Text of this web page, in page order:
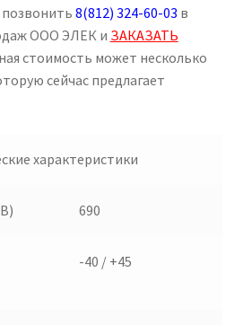
8(812) 324-60-03 в
ООО ЭЛЕК и ЗАКАЗАТЬ
стоимость может несколько
сейчас предлагает
характеристики
690
-40 / +45